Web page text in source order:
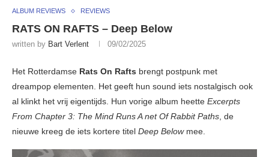
ALBUM REVIEWS REVIEWS
RATS ON RAFTS – Deep Below
written by Bart Verlent 09/02/2025
Het Rotterdamse Rats On Rafts brengt postpunk met
dreampop elementen. Het geeft hun sound iets nostalgisch ook
al klinkt het vrij eigentijds. Hun vorige album heette Excerpts
From Chapter 3: The Mind Runs A net Of Rabbit Paths, de
nieuwe kreeg de iets kortere titel Deep Belowmee.